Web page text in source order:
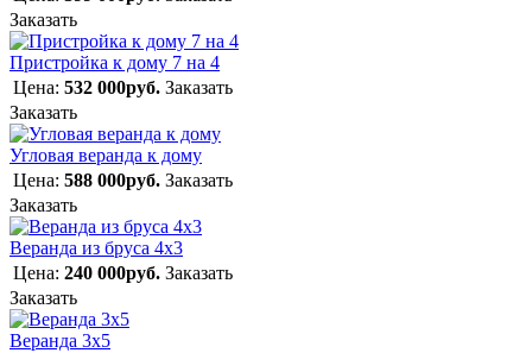
Заказать
Пристройка к дому 7 на 4
Цена: 532 000руб. Заказать
Заказать
Угловая веранда к дому
Цена: 588 000руб. Заказать
Заказать
Веранда из бруса 4х3
Цена: 240 000руб. Заказать
Заказать
Веранда 3х5